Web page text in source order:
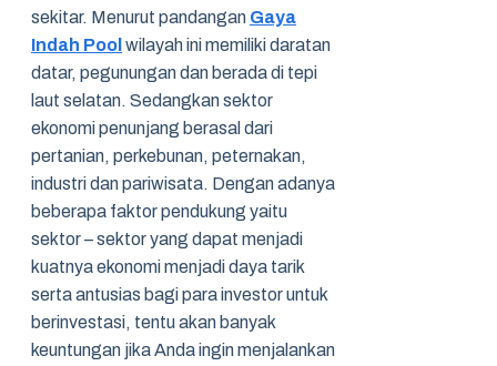
sekitar. Menurut pandangan Gaya
Indah Pool wilayah ini memiliki daratan
datar, pegunungan dan berada di tepi
laut selatan. Sedangkan sektor
ekonomi penunjang berasal dari
pertanian, perkebunan, peternakan,
industri dan pariwisata. Dengan adanya
beberapa faktor pendukung yaitu
sektor – sektor yang dapat menjadi
kuatnya ekonomi menjadi daya tarik
serta antusias bagi para investor untuk
berinvestasi, tentu akan banyak
keuntungan jika Anda ingin menjalankan